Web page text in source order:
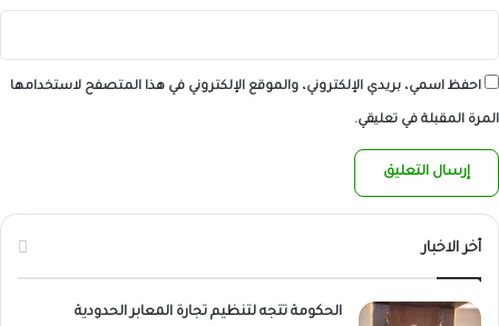
احفظ اسمي، بريدي الإلكتروني، والموقع الإلكتروني في هذا المتصفح لاستخدامها
المرة المقبلة في تعليقي.
أخر الاخبار
الحكومة تتجه لتنظيم تجارة المعابر الحدودية